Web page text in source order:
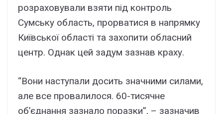
розраховували взяти під контроль
Сумську область, прорватися в напрямку
Київської області та захопити обласний
центр. Однак цей задум зазнав краху.
“Вони наступали досить значними силами,
але все провалилося. 60-тисячне
об’єднання зазнало поразки”, – зазначив